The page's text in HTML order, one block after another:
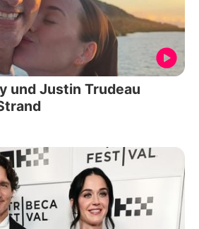
und Justin Trudeau